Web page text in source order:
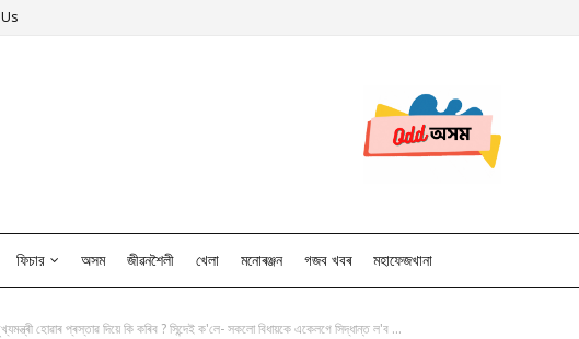
ফিচার অসম জীৱনশৈলী খেলা মনোৰঞ্জন গজব খবৰ মহাফেজখানা
হোৱাৰ প্ৰস্তাৱ দিয়ে কি কৰিব ? সিন্দেই ক'লে- সকলো বিধায়কে একেলগে সিদ্ধান্ত ল'ব ...